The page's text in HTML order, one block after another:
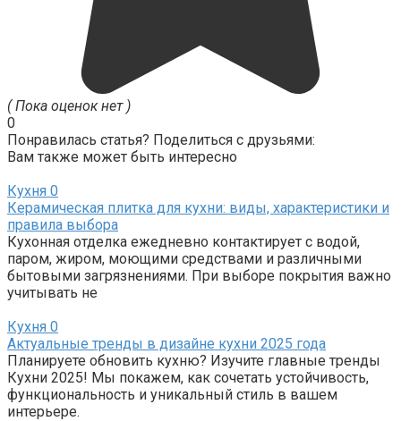
( Пока оценок нет )
0
Понравилась статья? Поделиться с друзьями:
Вам также может быть интересно
Кухня 0
Керамическая плитка для кухни: виды, характеристики и
правила выбора
Кухонная отделка ежедневно контактирует с водой,
паром, жиром, моющими средствами и различными
бытовыми загрязнениями. При выборе покрытия важно
учитывать не
Кухня 0
Актуальные тренды в дизайне кухни 2025 года
Планируете обновить кухню? Изучите главные тренды
Кухни 2025! Мы покажем, как сочетать устойчивость,
функциональность и уникальный стиль в вашем
интерьере.